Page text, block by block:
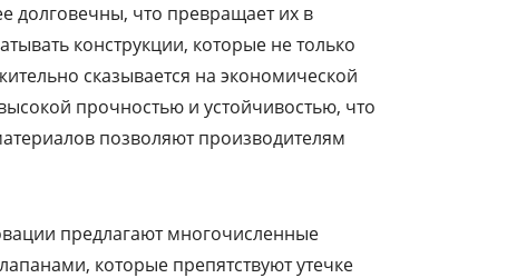
долговечны, что превращает их в
конструкции, которые не только
сказывается на экономической
прочностью и устойчивостью, что
позволяют производителям
предлагают многочисленные
которые препятствуют утечке